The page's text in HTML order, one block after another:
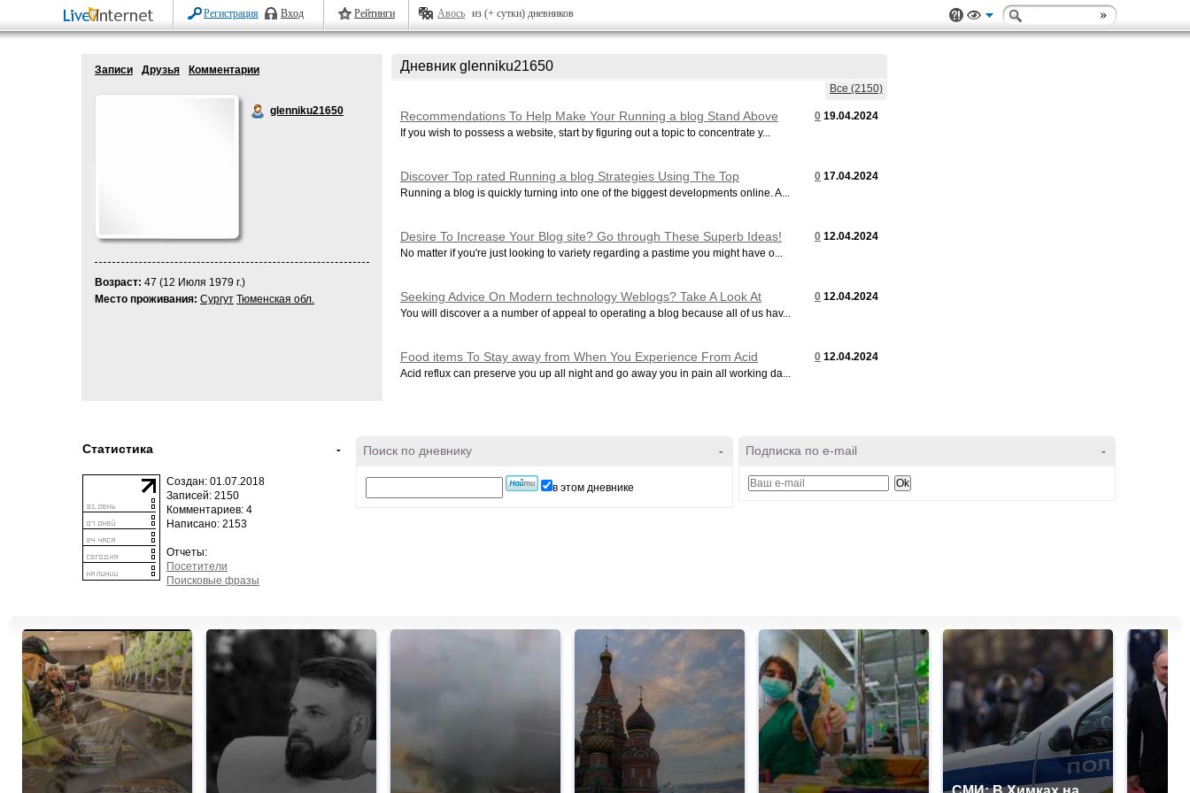
Регистрация Вход Рейтинги Авось из (+ сутки) дневников
Записи Друзья Комментарии
glenniku21650
Возраст: 47 (12 Июля 1979 г.)
Место проживания: Сургут Тюменская обл.
Дневник glenniku21650
Все (2150)
0 19.04.2024
Recommendations To Help Make Your Running a blog Stand Above
The Competition
If you wish to possess a website, start by figuring out a topic to concentrate y...
0 17.04.2024
Discover Top rated Running a blog Strategies Using The Top
Assistance Here!
Running a blog is quickly turning into one of the biggest developments online. A...
0 12.04.2024
Desire To Increase Your Blog site? Go through These Superb Ideas!
No matter if you're just looking to variety regarding a pastime you might have o...
0 12.04.2024
Seeking Advice On Modern technology Weblogs? Take A Look At
These Fantastic Tips!
You will discover a a number of appeal to operating a blog because all of us hav...
0 12.04.2024
Food items To Stay away from When You Experience From Acid
Reflux.
Acid reflux can preserve you up all night and go away you in pain all working da...
-
Статистика
Создан: 01.07.2018
Записей: 2150
Комментариев: 4
Написано: 2153
Отчеты:
Посетители
Поисковые фразы
-
Поиск по дневнику
в этом дневнике
-
Подписка по e-mail